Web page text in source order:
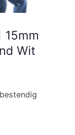
15mm
Wit